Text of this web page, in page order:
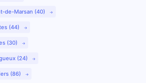
de-Marsan (40)
(44)
(30)
(24)
(86)